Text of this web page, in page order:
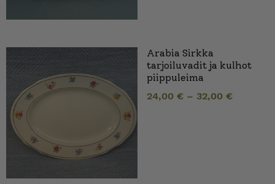
Arabia Sirkka
tarjoiluvadit ja kulhot
piippuleima
24,00 € – 32,00 €